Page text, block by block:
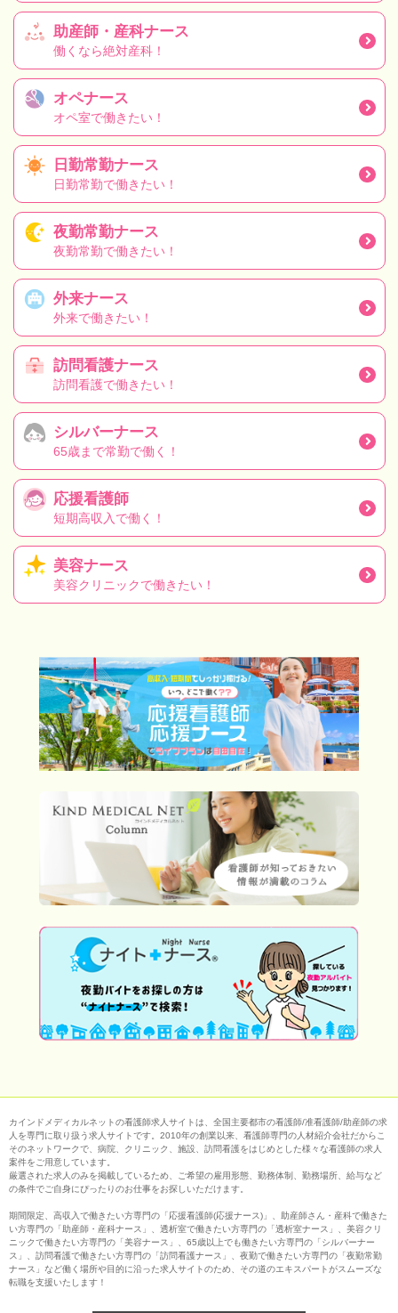
助産師・産科ナース
働くなら絶対産科！
オペナース
オペ室で働きたい！
日勤常勤ナース
日勤常勤で働きたい！
夜勤常勤ナース
夜勤常勤で働きたい！
外来ナース
外来で働きたい！
訪問看護ナース
訪問看護で働きたい！
シルバーナース
65歳まで常勤で働く！
応援看護師
短期高収入で働く！
美容ナース
美容クリニックで働きたい！
カインドメディカルネットの看護師求人サイトは、全国主要都市の看護師/准看護師/助産師の求
人を専門に取り扱う求人サイトです。2010年の創業以来、看護師専門の人材紹介会社だからこ
そのネットワークで、病院、クリニック、施設、訪問看護をはじめとした様々な看護師の求人
案件をご用意しています。
厳選された求人のみを掲載しているため、ご希望の雇用形態、勤務体制、勤務場所、給与など
の条件でご自身にぴったりのお仕事をお探しいただけます。
期間限定、高収入で働きたい方専門の「応援看護師(応援ナース)」、助産師さん・産科で働きた
い方専門の「助産師・産科ナース」、透析室で働きたい方専門の「透析室ナース」、美容クリ
ニックで働きたい方専門の「美容ナース」、65歳以上でも働きたい方専門の「シルバーナー
ス」、訪問看護で働きたい方専門の「訪問看護ナース」、夜勤で働きたい方専門の「夜勤常勤
ナース」など働く場所や目的に沿った求人サイトのため、その道のエキスパートがスムーズな
転職を支援いたします！